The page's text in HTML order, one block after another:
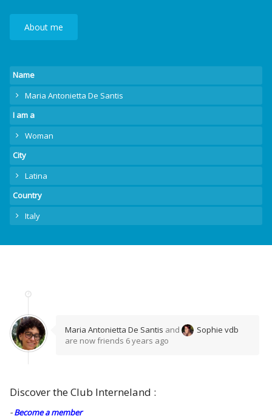
About me
Name
Maria Antonietta De Santis
I am a
Woman
City
Latina
Country
Italy
Maria Antonietta De Santis and
Sophie vdb
are now friends 6 years ago
Discover the Club Interneland :
-Become a member